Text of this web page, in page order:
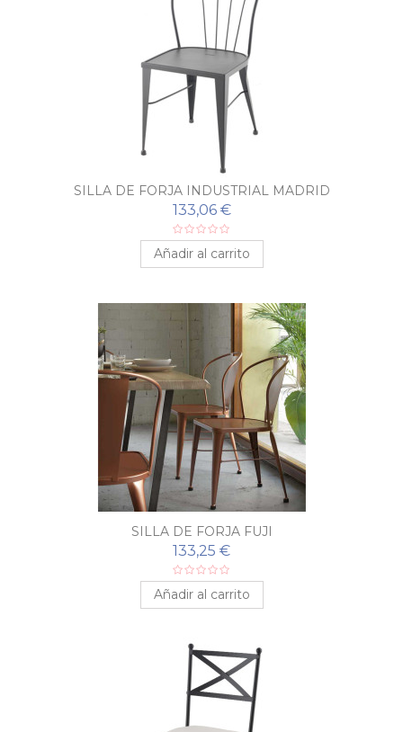
SILLA DE FORJA INDUSTRIAL MADRID
133,06 €
Añadir al carrito
SILLA DE FORJA FUJI
133,25 €
Añadir al carrito